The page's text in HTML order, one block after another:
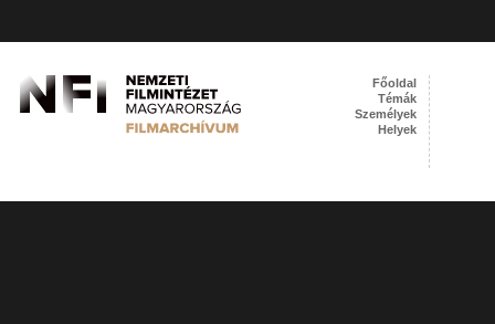
Főoldal
Témák
Személyek
Helyek